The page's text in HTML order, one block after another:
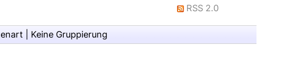
RSS 2.0
Keine Gruppierung